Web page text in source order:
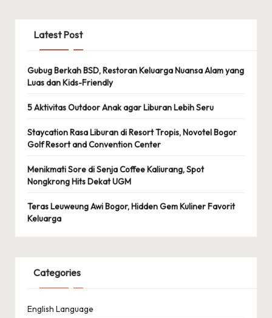
Latest Post
Gubug Berkah BSD, Restoran Keluarga Nuansa Alam yang
Luas dan Kids-Friendly
5 Aktivitas Outdoor Anak agar Liburan Lebih Seru
Staycation Rasa Liburan di Resort Tropis, Novotel Bogor
Golf Resort and Convention Center
Menikmati Sore di Senja Coffee Kaliurang, Spot
Nongkrong Hits Dekat UGM
Teras Leuweung Awi Bogor, Hidden Gem Kuliner Favorit
Keluarga
Categories
English Language